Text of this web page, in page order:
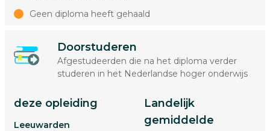
Geen diploma heeft gehaald
Doorstuderen
Afgestudeerden die na het diploma verder
studeren in het Nederlandse hoger onderwijs
deze opleiding
Leeuwarden
Landelijk
gemiddelde